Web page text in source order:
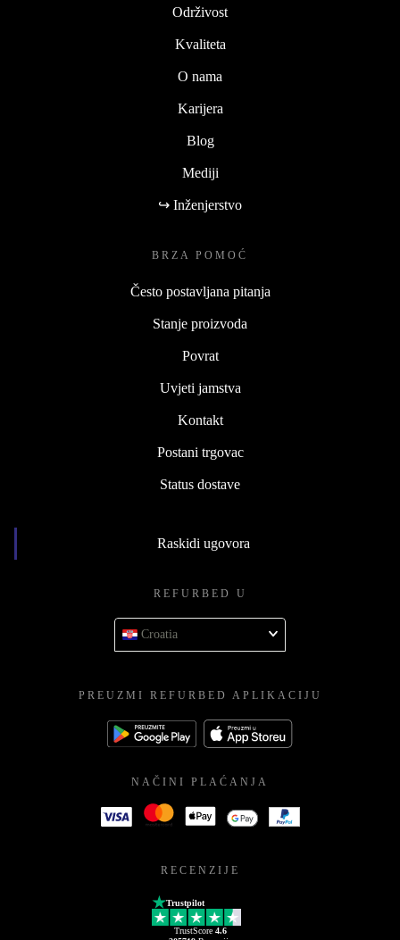
Proces obnove
Održivost
Kvaliteta
O nama
Karijera
Blog
Mediji
BRZA POMOĆ
Često postavljana pitanja
Stanje proizvoda
Povrat
Uvjeti jamstva
Kontakt
Postani trgovac
REFURBED U
PREUZMI REFURBED APLIKACIJU
NAČINI PLAĆANJA
RECENZIJE
Trustpilot